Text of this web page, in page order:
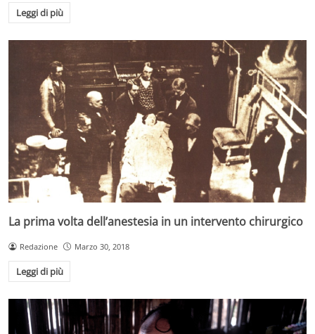
Leggi di più
La prima volta dell’anestesia in un intervento chirurgico
Redazione Marzo 30, 2018
Leggi di più